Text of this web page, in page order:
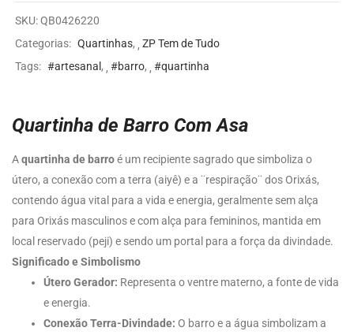
SKU:QB0426220
Categorias: Quartinhas,
ZP Tem de Tudo
Tags: #artesanal , #barro, #quartinha
Quartinha de Barro Com Asa
Aquartinha de barroé um recipiente sagrado que simboliza o
útero, a conexão com a terra (aiyê) e a ¨respiração¨ dos Orixás,
contendo água vital para a vida e energia, geralmente sem alça
para Orixás masculinos e com alça para femininos, mantida em
local reservado (peji) e sendo um portal para a força da divindade.
Significado e Simbolismo
Útero Gerador: Representa o ventre materno, a fonte de vida
e energia.
Conexão Terra-Divindade: O barro e a água simbolizam a